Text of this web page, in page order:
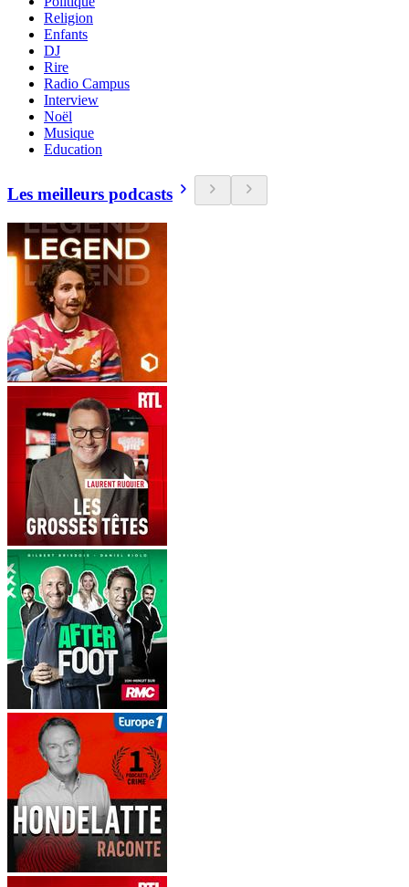
Religion
Enfants
DJ
Rire
Radio Campus
Interview
Noël
Musique
Education
Les meilleurs podcasts